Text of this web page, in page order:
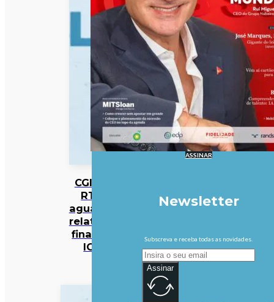
CGI da
RTP
aguarda
relatório
final da
IGF
ASSINAR
Newsletter
Subscreva e receba todas as novidades.
Assinar